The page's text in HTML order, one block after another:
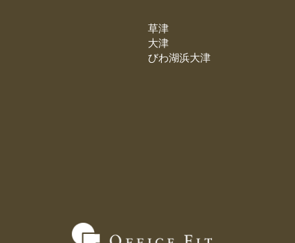
草津
大津
びわ湖浜大津